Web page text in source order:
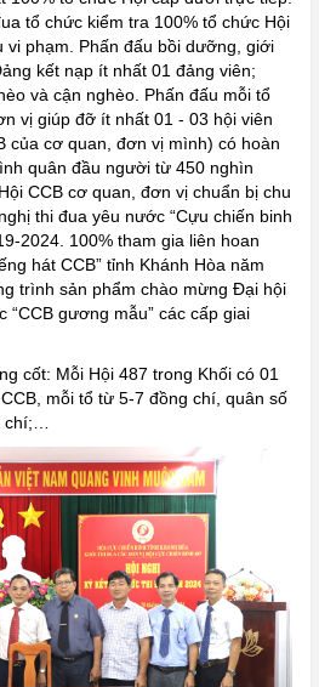
tổ chức kiểm tra 100% tổ chức Hội
vi phạm. Phấn đấu bồi dưỡng, giới
kết nạp ít nhất 01 đảng viên;
và cận nghèo. Phấn đấu mỗi tổ
vị giúp đỡ ít nhất 01 - 03 hội viên
của cơ quan, đơn vị mình) có hoàn
quân đầu người từ 450 nghìn
CCB cơ quan, đơn vị chuẩn bị chu
thi đua yêu nước “Cựu chiến binh
2024. 100% tham gia liên hoan
hát CCB” tỉnh Khánh Hòa năm
trình sản phẩm chào mừng Đại hội
gương mẫu” các cấp giai
cốt: Mỗi Hội 487 trong Khối có 01
mỗi tổ từ 5-7 đồng chí, quân số